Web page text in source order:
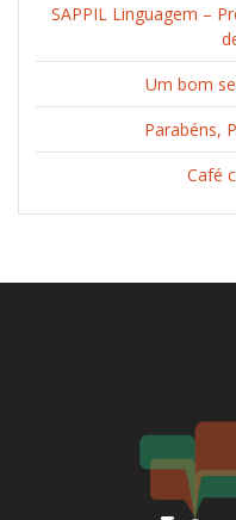
SAPPIL Linguagem –
Um bom
Parabéns,
Café